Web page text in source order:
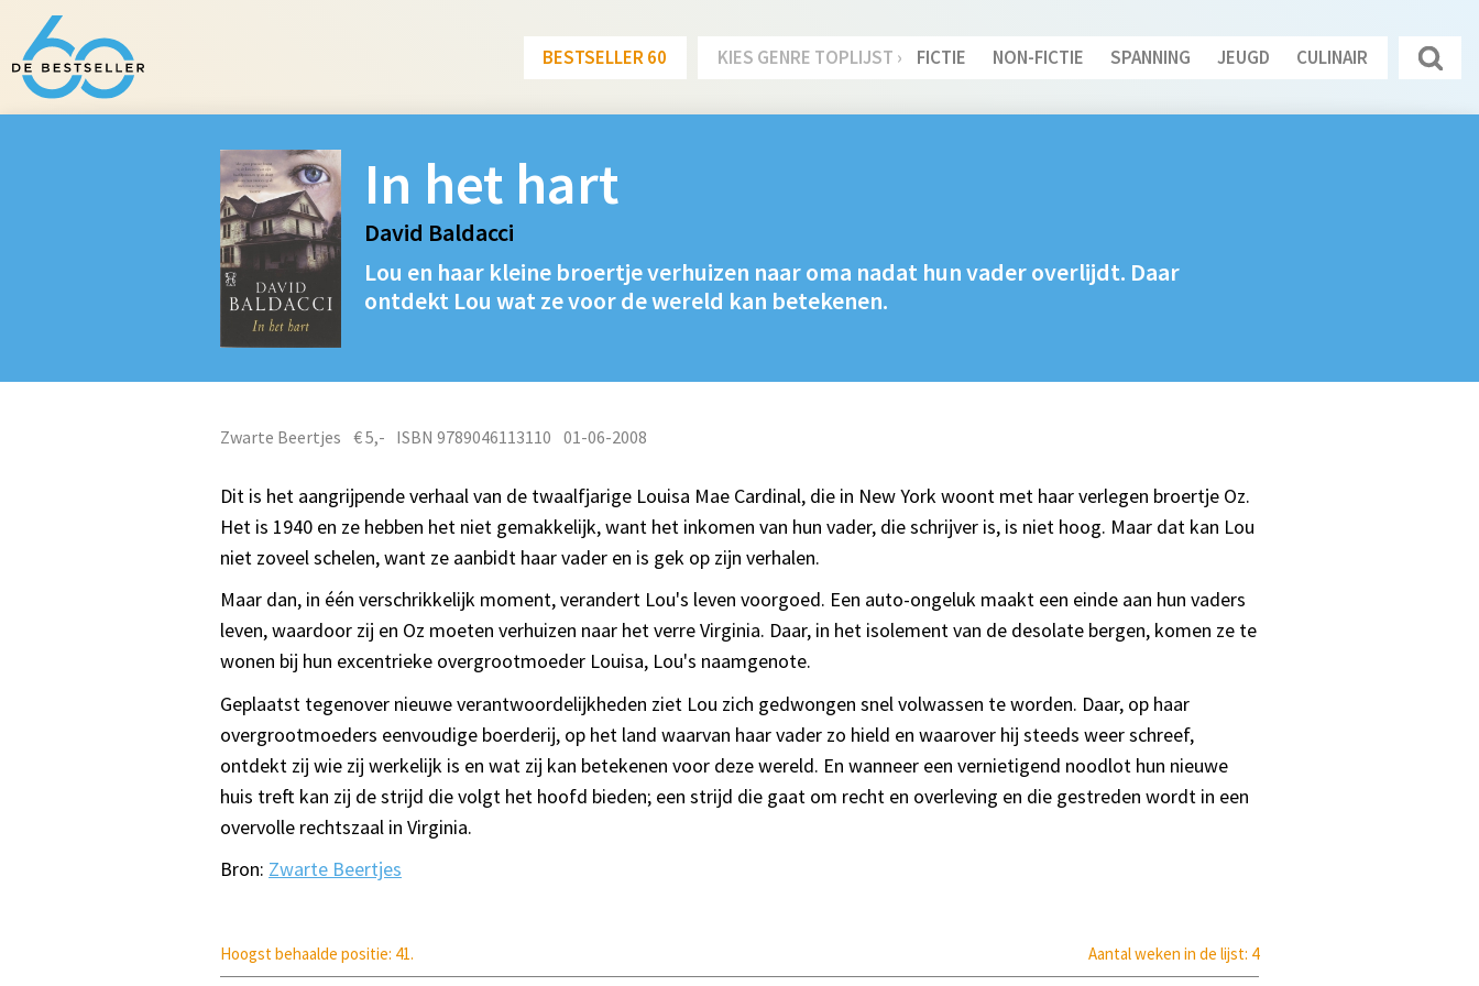
BESTSELLER 60 KIES GENRE TOPLIJST › FICTIE NON-FICTIE SPANNING JEUGD CULINAIR
In het hart
David Baldacci
Lou en haar kleine broertje verhuizen naar oma nadat hun vader overlijdt. Daar
ontdekt Lou wat ze voor de wereld kan betekenen.
Zwarte Beertjes € 5,- ISBN 9789046113110 01-06-2008
Dit is het aangrijpende verhaal van de twaalfjarige Louisa Mae Cardinal, die in New York woont met haar verlegen broertje Oz.
Het is 1940 en ze hebben het niet gemakkelijk, want het inkomen van hun vader, die schrijver is, is niet hoog. Maar dat kan Lou
niet zoveel schelen, want ze aanbidt haar vader en is gek op zijn verhalen.
Maar dan, in één verschrikkelijk moment, verandert Lou's leven voorgoed. Een auto-ongeluk maakt een einde aan hun vaders
leven, waardoor zij en Oz moeten verhuizen naar het verre Virginia. Daar, in het isolement van de desolate bergen, komen ze te
wonen bij hun excentrieke overgrootmoeder Louisa, Lou's naamgenote.
Geplaatst tegenover nieuwe verantwoordelijkheden ziet Lou zich gedwongen snel volwassen te worden. Daar, op haar
overgrootmoeders eenvoudige boerderij, op het land waarvan haar vader zo hield en waarover hij steeds weer schreef,
ontdekt zij wie zij werkelijk is en wat zij kan betekenen voor deze wereld. En wanneer een vernietigend noodlot hun nieuwe
huis treft kan zij de strijd die volgt het hoofd bieden; een strijd die gaat om recht en overleving en die gestreden wordt in een
overvolle rechtszaal in Virginia.
Bron: Zwarte Beertjes
Hoogst behaalde positie: 41. Aantal weken in de lijst: 4